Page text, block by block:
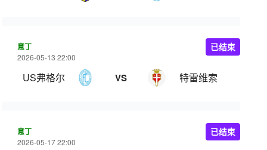
意丁
2026-05-13 22:00
US弗格尔 VS 特雷维索
已结束
意丁
2026-05-17 22:00
已结束